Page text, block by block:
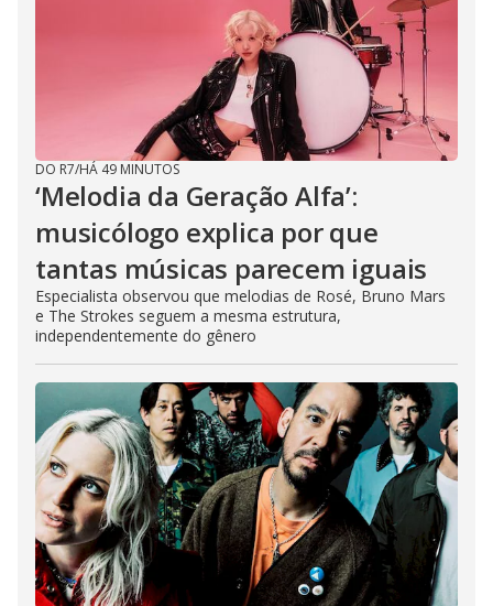
DO R7/HÁ 49 MINUTOS
‘Melodia da Geração Alfa’:
musicólogo explica por que
tantas músicas parecem iguais
Especialista observou que melodias de Rosé, Bruno Mars
e The Strokes seguem a mesma estrutura,
independentemente do gênero